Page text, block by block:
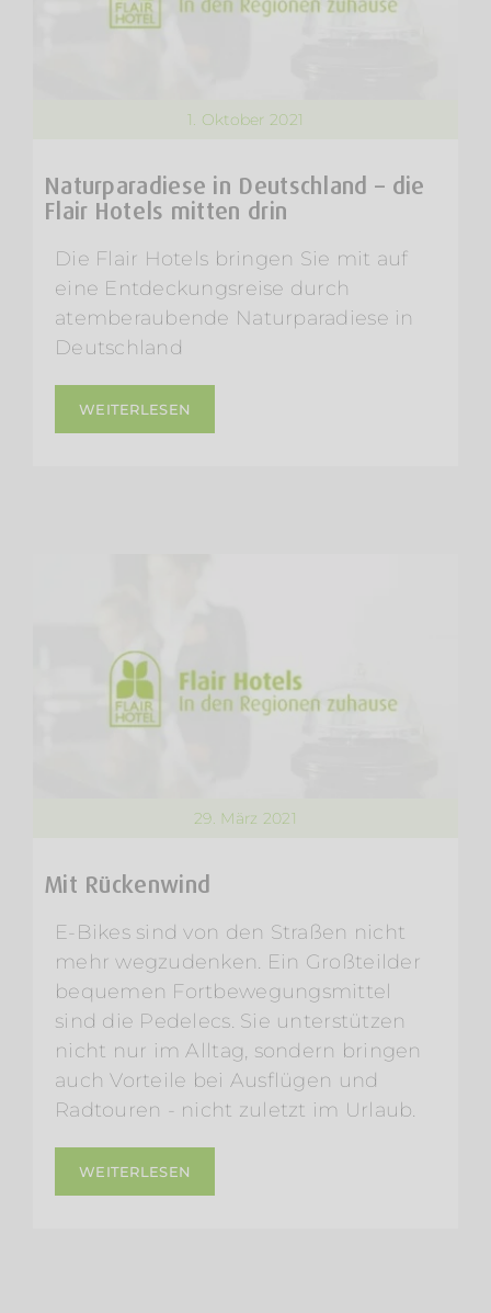
1. Oktober 2021
Naturparadiese in Deutschland – die
Flair Hotels mitten drin
Die Flair Hotels bringen Sie mit auf
eine Entdeckungsreise durch
atemberaubende Naturparadiese in
Deutschland
WEITERLESEN
29. März 2021
Mit Rückenwind
E-Bikes sind von den Straßen nicht
mehr wegzudenken. Ein Großteilder
bequemen Fortbewegungsmittel
sind die Pedelecs. Sie unterstützen
nicht nur im Alltag, sondern bringen
auch Vorteile bei Ausflügen und
Radtouren - nicht zuletzt im Urlaub.
WEITERLESEN